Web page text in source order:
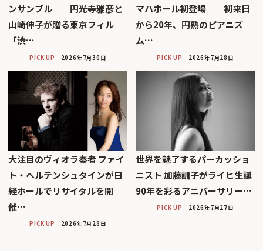
ンサンブル──円光寺雅彦と
山崎伸子が贈る東京フィル
「渋…
PICK UP 2026年7月30日
マハホール初登場──初来日
から20年、円熟のピアニズ
ム…
PICK UP 2026年7月28日
大注目のヴィオラ奏者 ファイ
ト・ヘルテンシュタインが日
経ホールでリサイタルを開
催…
PICK UP 2026年7月28日
世界を魅了するパーカッショ
ニスト 加藤訓子がライヒ生誕
90年を彩るアニバーサリー…
PICK UP 2026年7月27日